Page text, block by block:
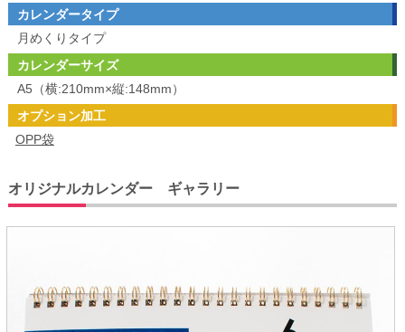
カレンダータイプ
月めくりタイプ
カレンダーサイズ
A5（横:210mm×縦:148mm）
オプション加工
OPP袋
オリジナルカレンダー ギャラリー